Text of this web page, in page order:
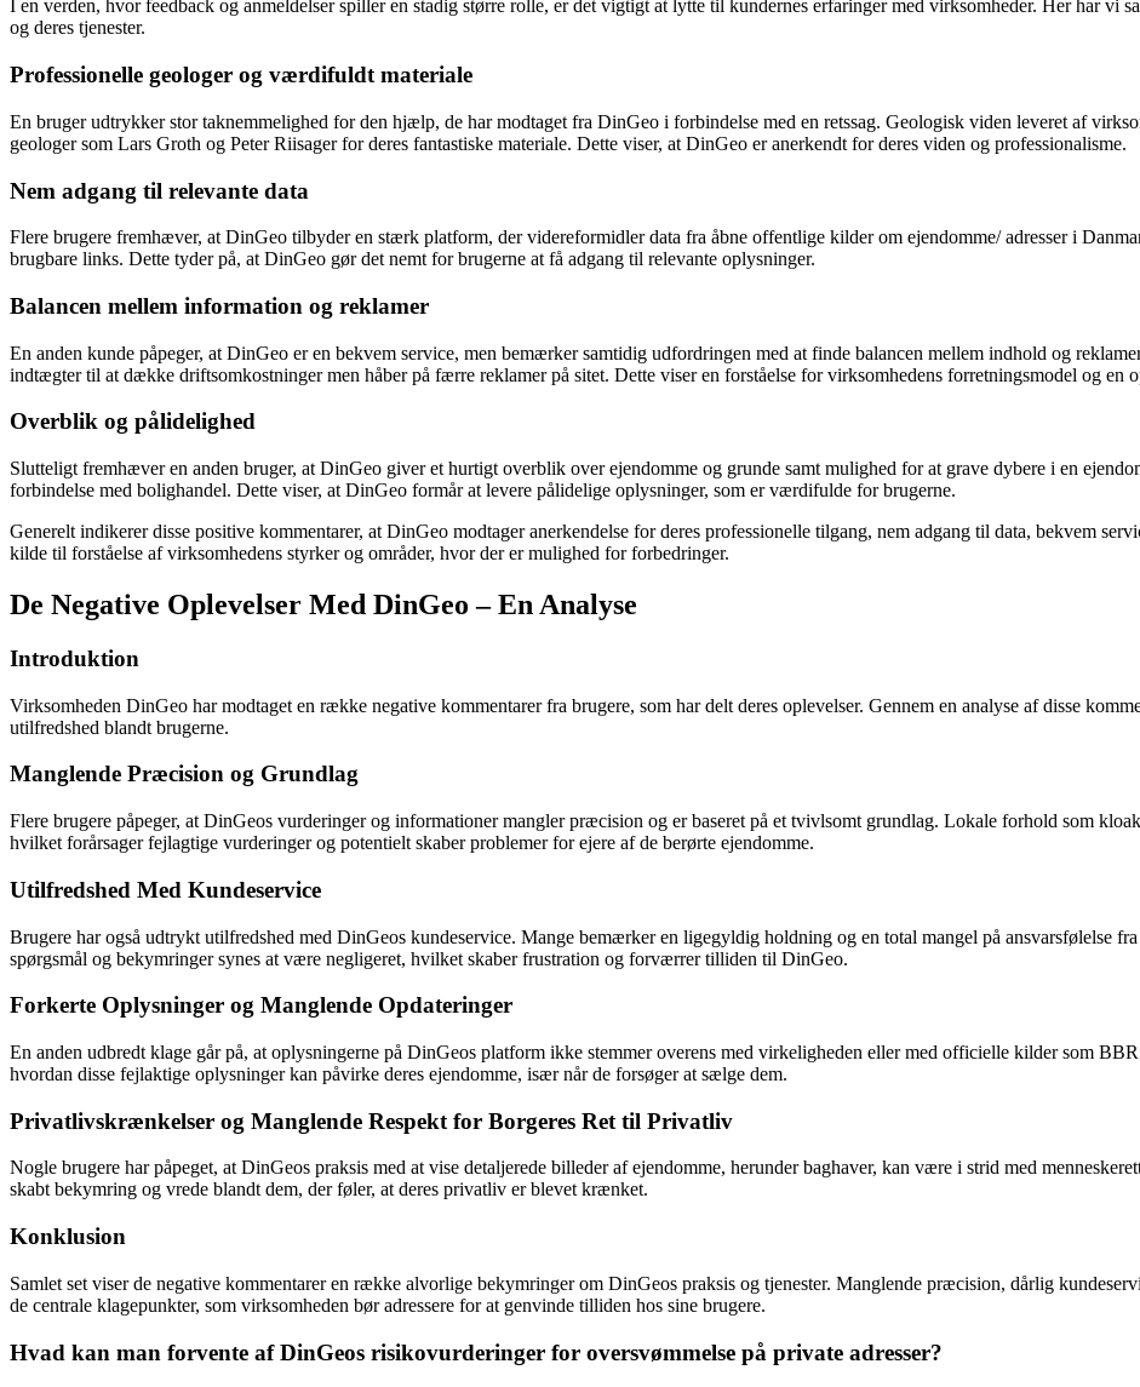
I en verden, hvor feedback og anmeldelser spiller en stadig større rolle, er det vigtigt at lytte til kundernes erfaringer med virksomheder. Her har vi
og deres tjenester.
Professionelle geologer og værdifuldt materiale
En bruger udtrykker stor taknemmelighed for den hjælp, de har modtaget fra DinGeo i forbindelse med en retssag. Geologisk viden leveret af
geologer som Lars Groth og Peter Riisager for deres fantastiske materiale. Dette viser, at DinGeo er anerkendt for deres viden og professionalisme.
Nem adgang til relevante data
Flere brugere fremhæver, at DinGeo tilbyder en stærk platform, der videreformidler data fra åbne offentlige kilder om ejendomme/ adresser i
brugbare links. Dette tyder på, at DinGeo gør det nemt for brugerne at få adgang til relevante oplysninger.
Balancen mellem information og reklamer
En anden kunde påpeger, at DinGeo er en bekvem service, men bemærker samtidig udfordringen med at finde balancen mellem indhold og
indtægter til at dække driftsomkostninger men håber på færre reklamer på sitet. Dette viser en forståelse for virksomhedens forretningsmodel og en
Overblik og pålidelighed
Slutteligt fremhæver en anden bruger, at DinGeo giver et hurtigt overblik over ejendomme og grunde samt mulighed for at grave dybere i en
forbindelse med bolighandel. Dette viser, at DinGeo formår at levere pålidelige oplysninger, som er værdifulde for brugerne.
Generelt indikerer disse positive kommentarer, at DinGeo modtager anerkendelse for deres professionelle tilgang, nem adgang til data, bekvem
kilde til forståelse af virksomhedens styrker og områder, hvor der er mulighed for forbedringer.
De Negative Oplevelser Med DinGeo – En Analyse
Introduktion
Virksomheden DinGeo har modtaget en række negative kommentarer fra brugere, som har delt deres oplevelser. Gennem en analyse af disse
utilfredshed blandt brugerne.
Manglende Præcision og Grundlag
Flere brugere påpeger, at DinGeos vurderinger og informationer mangler præcision og er baseret på et tvivlsomt grundlag. Lokale forhold som
hvilket forårsager fejlagtige vurderinger og potentielt skaber problemer for ejere af de berørte ejendomme.
Utilfredshed Med Kundeservice
Brugere har også udtrykt utilfredshed med DinGeos kundeservice. Mange bemærker en ligegyldig holdning og en total mangel på ansvarsfølelse
spørgsmål og bekymringer synes at være negligeret, hvilket skaber frustration og forværrer tilliden til DinGeo.
Forkerte Oplysninger og Manglende Opdateringer
En anden udbredt klage går på, at oplysningerne på DinGeos platform ikke stemmer overens med virkeligheden eller med officielle kilder som
hvordan disse fejlaktige oplysninger kan påvirke deres ejendomme, især når de forsøger at sælge dem.
Privatlivskrænkelser og Manglende Respekt for Borgeres Ret til Privatliv
Nogle brugere har påpeget, at DinGeos praksis med at vise detaljerede billeder af ejendomme, herunder baghaver, kan være i strid med
skabt bekymring og vrede blandt dem, der føler, at deres privatliv er blevet krænket.
Konklusion
Samlet set viser de negative kommentarer en række alvorlige bekymringer om DinGeos praksis og tjenester. Manglende præcision, dårlig
de centrale klagepunkter, som virksomheden bør adressere for at genvinde tilliden hos sine brugere.
Hvad kan man forvente af DinGeos risikovurderinger for oversvømmelse på private adresser?